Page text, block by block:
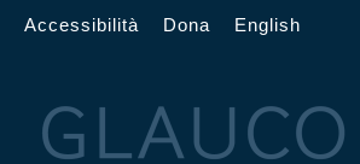
Accessibilità Dona English